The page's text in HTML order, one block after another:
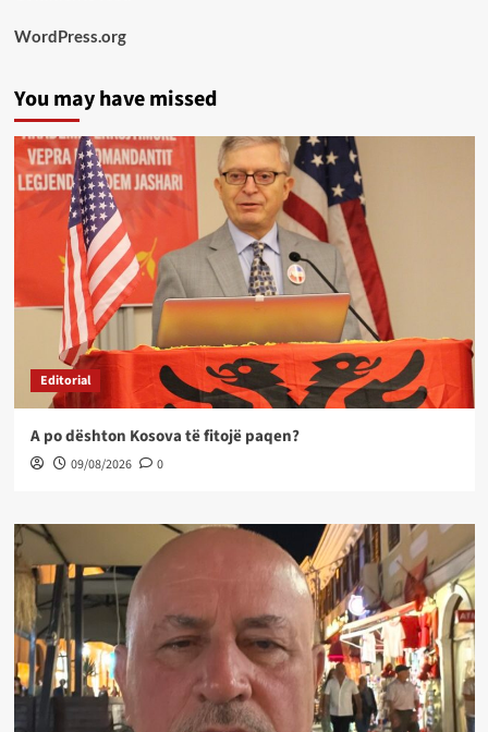
WordPress.org
You may have missed
Editorial
A po dështon Kosova të fitojë paqen?
09/08/2026 0